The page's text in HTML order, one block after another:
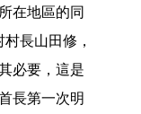
在地區的同
長山田修，
必要，這是
長第一次明